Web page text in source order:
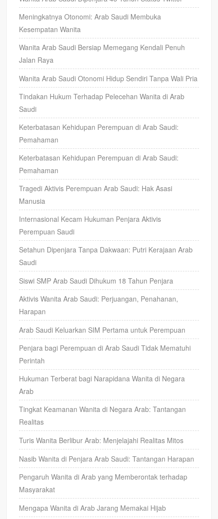
Meningkatnya Otonomi: Arab Saudi Membuka
Kesempatan Wanita
Wanita Arab Saudi Bersiap Memegang Kendali Penuh
Jalan Raya
Wanita Arab Saudi Otonomi Hidup Sendiri Tanpa Wali Pria
Tindakan Hukum Terhadap Pelecehan Wanita di Arab
Saudi
Keterbatasan Kehidupan Perempuan di Arab Saudi:
Pemahaman
Keterbatasan Kehidupan Perempuan di Arab Saudi:
Pemahaman
Tragedi Aktivis Perempuan Arab Saudi: Hak Asasi
Manusia
Internasional Kecam Hukuman Penjara Aktivis
Perempuan Saudi
Setahun Dipenjara Tanpa Dakwaan: Putri Kerajaan Arab
Saudi
Siswi SMP Arab Saudi Dihukum 18 Tahun Penjara
Aktivis Wanita Arab Saudi: Perjuangan, Penahanan,
Harapan
Arab Saudi Keluarkan SIM Pertama untuk Perempuan
Penjara bagi Perempuan di Arab Saudi Tidak Mematuhi
Perintah
Hukuman Terberat bagi Narapidana Wanita di Negara
Arab
Tingkat Keamanan Wanita di Negara Arab: Tantangan
Realitas
Turis Wanita Berlibur Arab: Menjelajahi Realitas Mitos
Nasib Wanita di Penjara Arab Saudi: Tantangan Harapan
Pengaruh Wanita di Arab yang Memberontak terhadap
Masyarakat
Mengapa Wanita di Arab Jarang Memakai Hijab